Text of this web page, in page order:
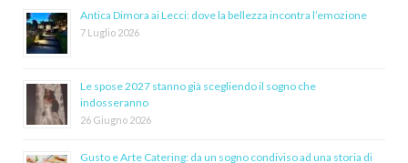
Antica Dimora ai Lecci: dove la bellezza incontra l’emozione
7 Luglio 2026
Le spose 2027 stanno già scegliendo il sogno che
indosseranno
26 Giugno 2026
Gusto e Arte Catering: da un sogno condiviso ad una storia di